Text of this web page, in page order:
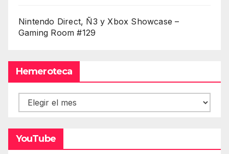
Nintendo Direct, Ñ3 y Xbox Showcase –
Gaming Room #129
Hemeroteca
Hemeroteca
YouTube